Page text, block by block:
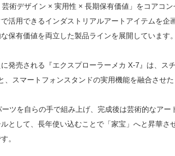
術デザイン × 実用性 × 長期保有価値」をコアコ
活用できるインダストリアルアートアイテムを企
保有価値を両立した製品ラインを展開しています。
発売される『エクスプローラーメカ X-7』は、ス
、スマートフォンスタンドの実用機能を融合させ
ツを自らの手で組み上げ、完成後は芸術的なアー
として、長年使い込むことで「家宝」へと昇華さ
。